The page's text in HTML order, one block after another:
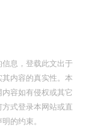
息，登载此文出于
内容的真实性。本
容如有侵权或其它
式登录本网站或直
的约束。